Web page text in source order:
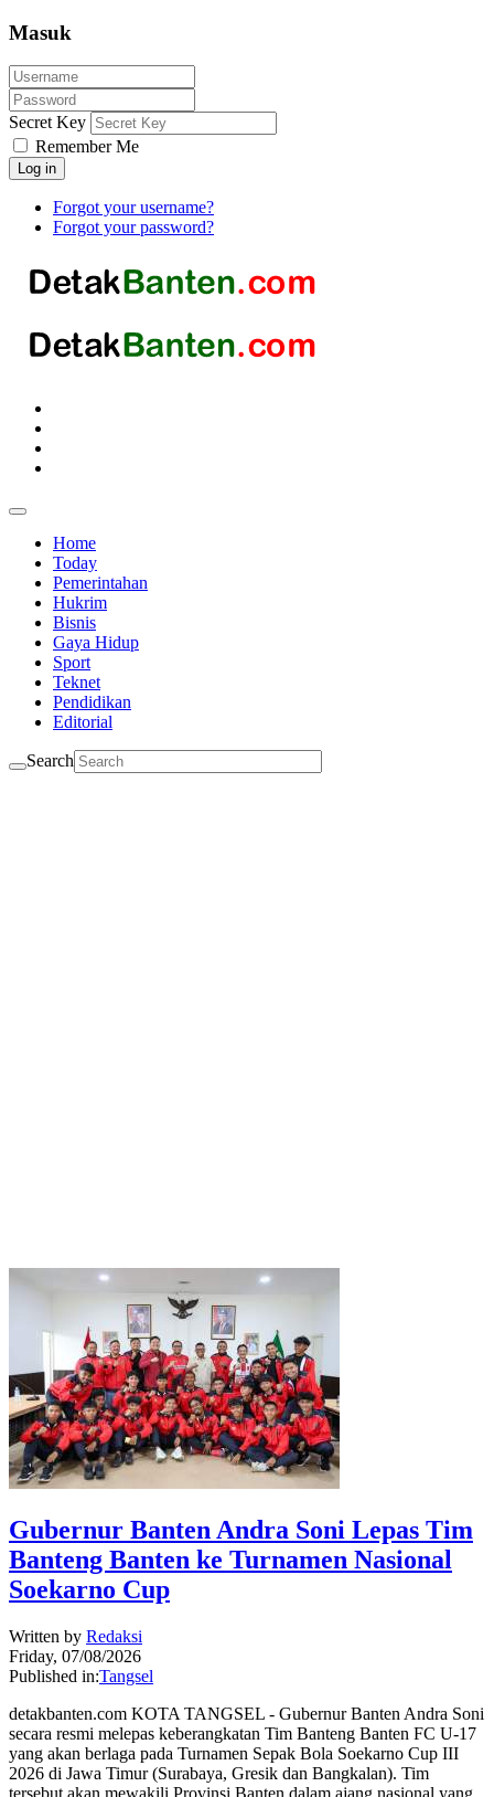
Masuk
Secret Key
Remember Me
Log in
Forgot your username?
Forgot your password?
Home
Today
Pemerintahan
Hukrim
Bisnis
Gaya Hidup
Sport
Teknet
Pendidikan
Editorial
Search
Gubernur Banten Andra Soni Lepas Tim
Banteng Banten ke Turnamen Nasional
Soekarno Cup
Written by Redaksi
Friday, 07/08/2026
Published in:Tangsel
detakbanten.com KOTA TANGSEL - Gubernur Banten Andra Soni
secara resmi melepas keberangkatan Tim Banteng Banten FC U-17
yang akan berlaga pada Turnamen Sepak Bola Soekarno Cup III
2026 di Jawa Timur (Surabaya, Gresik dan Bangkalan). Tim